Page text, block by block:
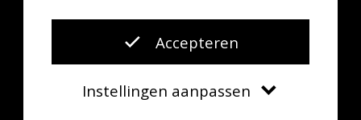
Accepteren
Instellingen aanpassen
Website doorThe Cre8ion.Lab